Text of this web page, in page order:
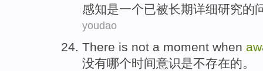
感知是一个已被长期详细研究的
youdao
There is not a moment when
没有哪个时间意识是不存在的。